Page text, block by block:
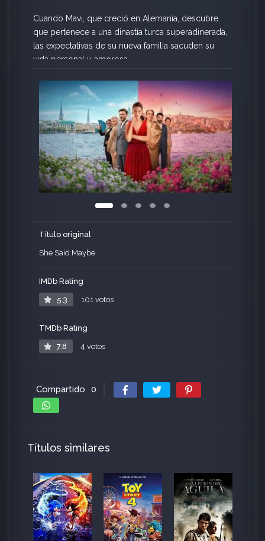
Cuando Mavi, que creció en Alemania, descubre
que pertenece a una dinastía turca superadinerada,
las expectativas de su nueva familia sacuden su
vida personal y amorosa.
Título original
She Said Maybe
IMDb Rating
5.3 101 votos
TMDb Rating
7.8 4 votos
Compartido 0
Títulos similares